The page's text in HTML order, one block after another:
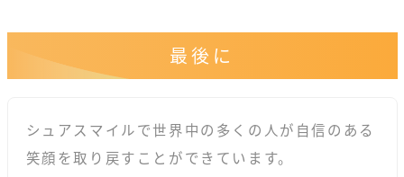
最後に
シュアスマイルで世界中の多くの人が自信のある
笑顔を取り戻すことができています。